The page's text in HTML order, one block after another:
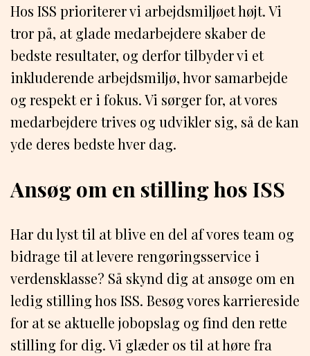
Hos ISS prioriterer vi arbejdsmiljøet højt. Vi
tror på, at glade medarbejdere skaber de
bedste resultater, og derfor tilbyder vi et
inkluderende arbejdsmiljø, hvor samarbejde
og respekt er i fokus. Vi sørger for, at vores
medarbejdere trives og udvikler sig, så de kan
yde deres bedste hver dag.
Ansøg om en stilling hos ISS
Har du lyst til at blive en del af vores team og
bidrage til at levere rengøringsservice i
verdensklasse? Så skynd dig at ansøge om en
ledig stilling hos ISS. Besøg vores karriereside
for at se aktuelle jobopslag og find den rette
stilling for dig. Vi glæder os til at høre fra